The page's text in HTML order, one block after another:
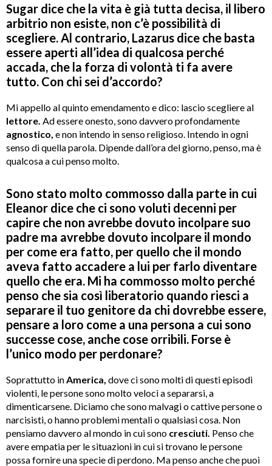
Sugar dice che la vita è già tutta decisa, il libero
arbitrio non esiste, non c’è possibilità di
scegliere. Al contrario, Lazarus dice che basta
essere aperti all’idea di qualcosa perché
accada, che la forza di volontà ti fa avere
tutto. Con chi sei d’accordo?
Mi appello al quinto emendamento e dico: lascio scegliere al
lettore. Ad essere onesto, sono davvero profondamente
agnostico, e non intendo in senso religioso. Intendo in ogni
senso di quella parola. Dipende dall’ora del giorno, penso, ma è
qualcosa a cui penso molto.
Sono stato molto commosso dalla parte in cui
Eleanor dice che ci sono voluti decenni per
capire che non avrebbe dovuto incolpare suo
padre ma avrebbe dovuto incolpare il mondo
per come era fatto, per quello che il mondo
aveva fatto accadere a lui per farlo diventare
quello che era. Mi ha commosso molto perché
penso che sia così liberatorio quando riesci a
separare il tuo genitore da chi dovrebbe essere,
pensare a loro come a una persona a cui sono
successe cose, anche cose orribili. Forse è
l’unico modo per perdonare?
Soprattutto inAmerica, dove ci sono molti di questi episodi
violenti, le persone sono molto veloci a separarsi, a
dimenticarsene. Diciamo che sono malvagi o cattive persone o
narcisisti, o hanno problemi mentali o qualsiasi cosa. Non
pensiamo davvero al mondo in cui sono cresciuti. Penso che
avere empatia per le situazioni in cui si trovano le persone
possa fornire una specie di perdono. Ma penso anche che puoi